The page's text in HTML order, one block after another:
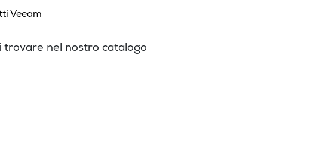
Veeam
trovare nel nostro catalogo